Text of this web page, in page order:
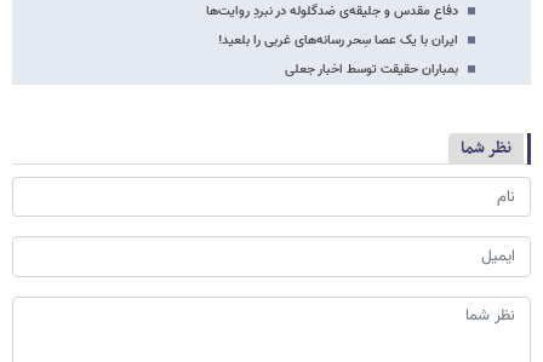
دفاع مقدس و جلیقه‌ی ضدگلوله در نبردِ روایت‌ها
ایران با یک عصا سِحر رسانه‌های غربی را بلعید!
بمباران حقیقت توسط اخبار جعلی
نظر شما